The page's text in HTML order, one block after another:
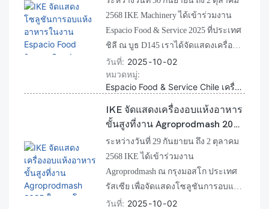
2568 IKE Machinery ได้เข้าร่วมงาน
Espacio Food & Service 2025 ที่ประเทศ
ชิลี ณ บูธ D145 เราได้จัดแสดงเครื่อง
อบอาหารเชิงพาณิชย์ สาธิตผลการอบ
อาหาร และต้อนรับลูกค้าผู้มีอุปการคุณ
ทุกท่าน นิทรรศการนี้ช่วยเสริมสร้าง
ความร่วมมือและเน้นย้ำถึงโซลูชันที่
เชื่อถือได้ของ IKE สำหรับอุตสาหกรรม
อาหารทั่วโลก
วันที่ 2025 10 02
หมวดหมู่
Espacio Food & Service Chile เครื่องอบอาหารอุตสาหกรรม โซลูชันการอบอาหาร
IKE จัดแสดงเครื่องอบแห้งอาหาร
ขั้นสูงที่งาน Agroprodmash 2025
ในมอสโก
ระหว่างวันที่ 29 กันยายน ถึง 2 ตุลาคม
2568 IKE ได้เข้าร่วมงาน
Agroprodmash ณ กรุงมอสโก ประเทศ
รัสเซีย เพื่อจัดแสดงโซลูชันการอบแห้ง
อาหารล่าสุดของเรา ภายในงาน เรา
วันที่ 2025 10 02